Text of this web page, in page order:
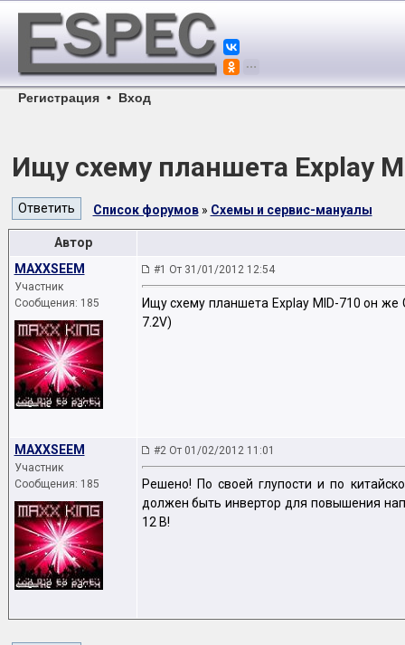
Регистрация • Вход
Ищу схему планшета Explay
Список форумов» Схемы и сервис-мануалы
Автор
MAXXSEEM
Участник
Сообщения: 185
#1 От 31/01/2012 12:54
Ищу схему планшета Explay MID-710 он
7.2V)
MAXXSEEM
Участник
Сообщения: 185
#2 От 01/02/2012 11:01
Решено! По своей глупости и по
должен быть инвертор для повышения
12 В!